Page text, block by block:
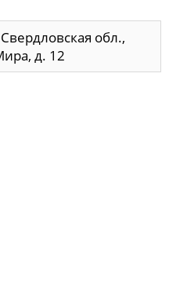
Свердловская обл.,
д. 12